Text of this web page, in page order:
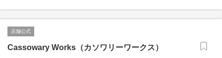
店舗公式
Cassowary Works（カソワリーワークス）